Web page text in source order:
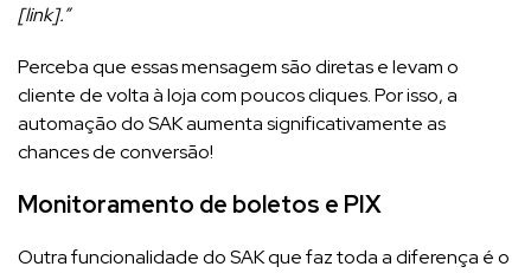
[link].”
Perceba que essas mensagem são diretas e levam o
cliente de volta à loja com poucos cliques. Por isso, a
automação do SAK aumenta significativamente as
chances de conversão!
Monitoramento de boletos e PIX
Outra funcionalidade do SAK que faz toda a diferença é o